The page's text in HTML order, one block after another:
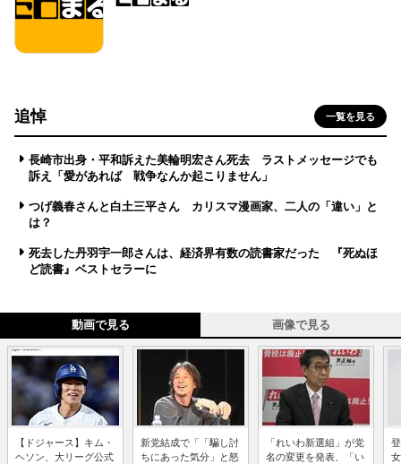
追悼 一覧を見る
長崎市出身・平和訴えた美輪明宏さん死去 ラストメッセージでも
訴え「愛があれば 戦争なんか起こりません」
つげ義春さんと白土三平さん カリスマ漫画家、二人の「違い」と
は？
死去した丹羽宇一郎さんは、経済界有数の読書家だった 『死ぬほ
ど読書』ベストセラーに
動画で見る 画像で見る
【ドジャース】キム・
ヘソン、大リーグ公式
新党結成で「「騙し討
ちにあった気分」と怒
「れいわ新選組」が党
名の変更を発表、「い